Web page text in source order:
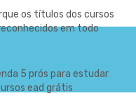
os títulos dos cursos
em todo
5 prós para estudar
ead grátis